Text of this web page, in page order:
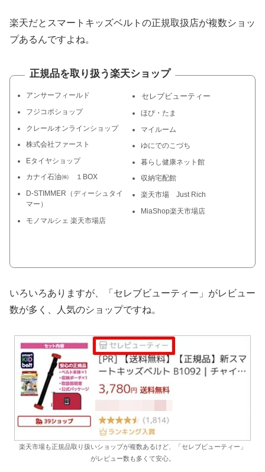
楽天だとスマートキッズベルトの正規取扱店が複数ショッ
プあるんですよね。
正規品を取り扱う楽天ショップ
アンサーフィールド
フジコポショップ
クレールオンラインショップ
株式会社ファースト
Eタイヤショップ
カナイ石油㈱ １BOX
D-STIMMER（ディーシュタイ
マー）
モノマルシェ 楽天市場店
セレブビューティー
ほび・たま
マイルーム
ゆにでのこづち
暮らし健康ネット館
収納宅配館
楽天市場 Just Rich
MiaShop楽天市場店
いろいろありますが、「セレブビューティー」がレビュー
数が多く、人気のショップですね。
楽天市場も正規品取り扱いショップが複数あるけど、「セレブビューティー」
がレビュー数も多くて安心。